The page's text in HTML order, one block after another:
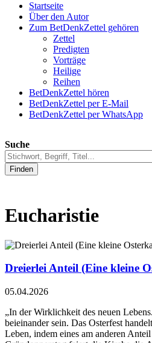
Startseite
Über den Autor
Zum BetDenkZettel gehören
Zettel
Predigten
Vorträge
Heilige
Reihen
BetDenkZettel hören
BetDenkZettel per E-Mail
BetDenkZettel per WhatsApp
Suche
Finden
Eucharistie
Dreierlei Anteil (Eine kleine
05.04.2026
„In der Wirklichkeit des neuen
beieinander sein. Das Osterfest
Leben, indem eines am anderen